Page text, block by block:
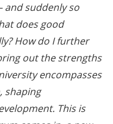
and suddenly so
does good
How do I further
out the strengths
encompasses
shaping
This is